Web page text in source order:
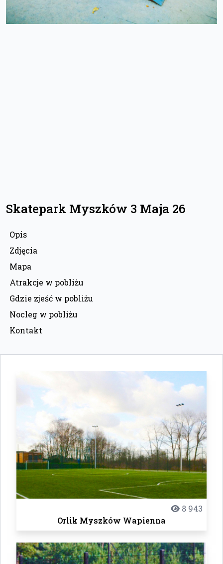
Skatepark Myszków 3 Maja 26
Opis
Zdjęcia
Mapa
Atrakcje w pobliżu
Gdzie zjeść w pobliżu
Nocleg w pobliżu
Kontakt
8 943
Orlik Myszków Wapienna